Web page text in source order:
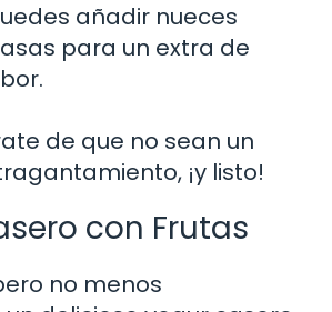
añadir nueces
para un extra de
de que no sean un
¡y listo!
con Frutas
no menos